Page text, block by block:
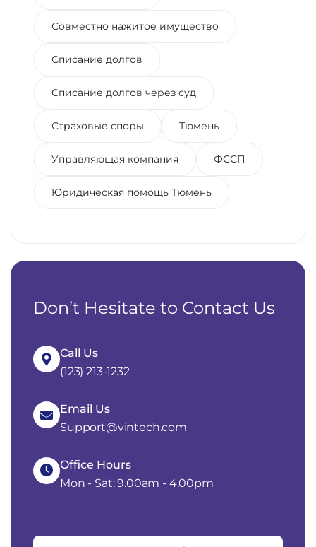
Совместно нажитое имущество
Списание долгов
Списание долгов через суд
Страховые споры Тюмень
Управляющая компания ФССП
Юридическая помощь Тюмень
Don’t Hesitate to Contact Us
Call Us
(123) 213-1232
Email Us
Support@vintech.com
Office Hours
Mon - Sat: 9.00am - 4.00pm